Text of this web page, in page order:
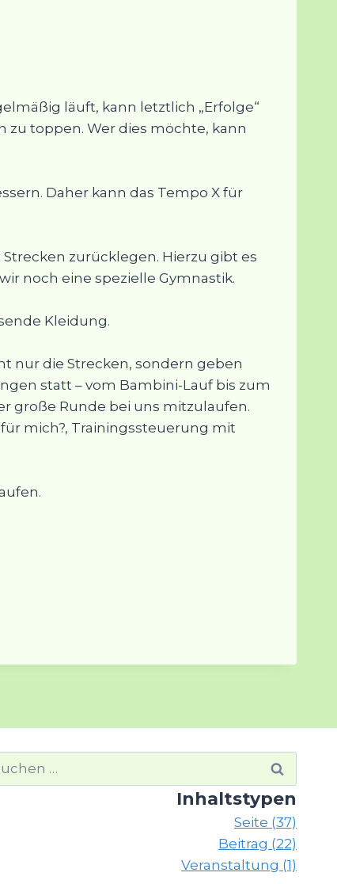
läuft, kann letztlich „Erfolge“
zu toppen. Wer dies möchte, kann
Daher kann das Tempo X für
zurücklegen. Hierzu gibt es
noch eine spezielle Gymnastik.
Kleidung.
nur die Strecken, sondern geben
statt – vom Bambini-Lauf bis zum
große Runde bei uns mitzulaufen.
mich?, Trainingssteuerung mit
Inhaltstypen
Seite (37)
Beitrag (22)
Veranstaltung (1)